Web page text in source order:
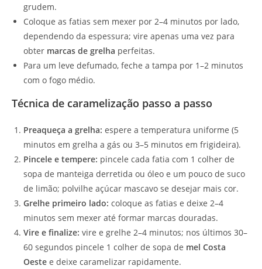
grudem.
Coloque as fatias sem mexer por 2–4 minutos por lado,
dependendo da espessura; vire apenas uma vez para
obter marcas de grelha perfeitas.
Para um leve defumado, feche a tampa por 1–2 minutos
com o fogo médio.
Técnica de caramelização passo a passo
Preaqueça a grelha: espere a temperatura uniforme (5
minutos em grelha a gás ou 3–5 minutos em frigideira).
Pincele e tempere: pincele cada fatia com 1 colher de
sopa de manteiga derretida ou óleo e um pouco de suco
de limão; polvilhe açúcar mascavo se desejar mais cor.
Grelhe primeiro lado: coloque as fatias e deixe 2–4
minutos sem mexer até formar marcas douradas.
Vire e finalize: vire e grelhe 2–4 minutos; nos últimos 30–
60 segundos pincele 1 colher de sopa de mel Costa
Oeste e deixe caramelizar rapidamente.